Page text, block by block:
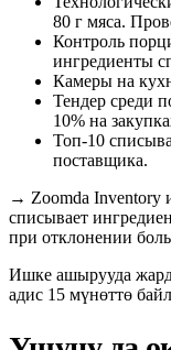
80 г мяса.
Контроль
ингредиенты
Камеры на
Тендер среди
10% на
Топ-10
поставщика.
→ Zoomda Inventory
списывает
при отклонении
Ишке ашырууда
адис 15 мүнөттө